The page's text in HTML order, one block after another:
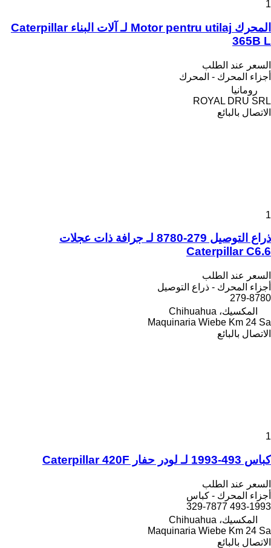
1
المحرك Motor pentru utilaj لـ آلات البناء Caterpillar
365B L
السعر عند الطلب
أجزاء المحرك - المحرك
رومانيا
ROYAL DRU SRL
الاتصال بالبائع
1
ذراع التوصيل 279-8780 لـ جرافة ذات عجلات
Caterpillar C6.6
السعر عند الطلب
أجزاء المحرك - ذراع التوصيل
279-8780
المكسيك، Chihuahua
Maquinaria Wiebe Km 24 Sa
الاتصال بالبائع
1
كباس 493-1993 لـ لودر حفار Caterpillar 420F
السعر عند الطلب
أجزاء المحرك - كباس
493-1993 329-7877
المكسيك، Chihuahua
Maquinaria Wiebe Km 24 Sa
الاتصال بالبائع